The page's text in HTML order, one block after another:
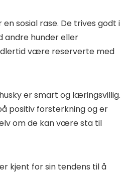
en sosial rase. De trives godt i
andre hunder eller
være reserverte med
er smart og læringsvillig.
positiv forsterkning og er
om de kan være sta til
kjent for sin tendens til å